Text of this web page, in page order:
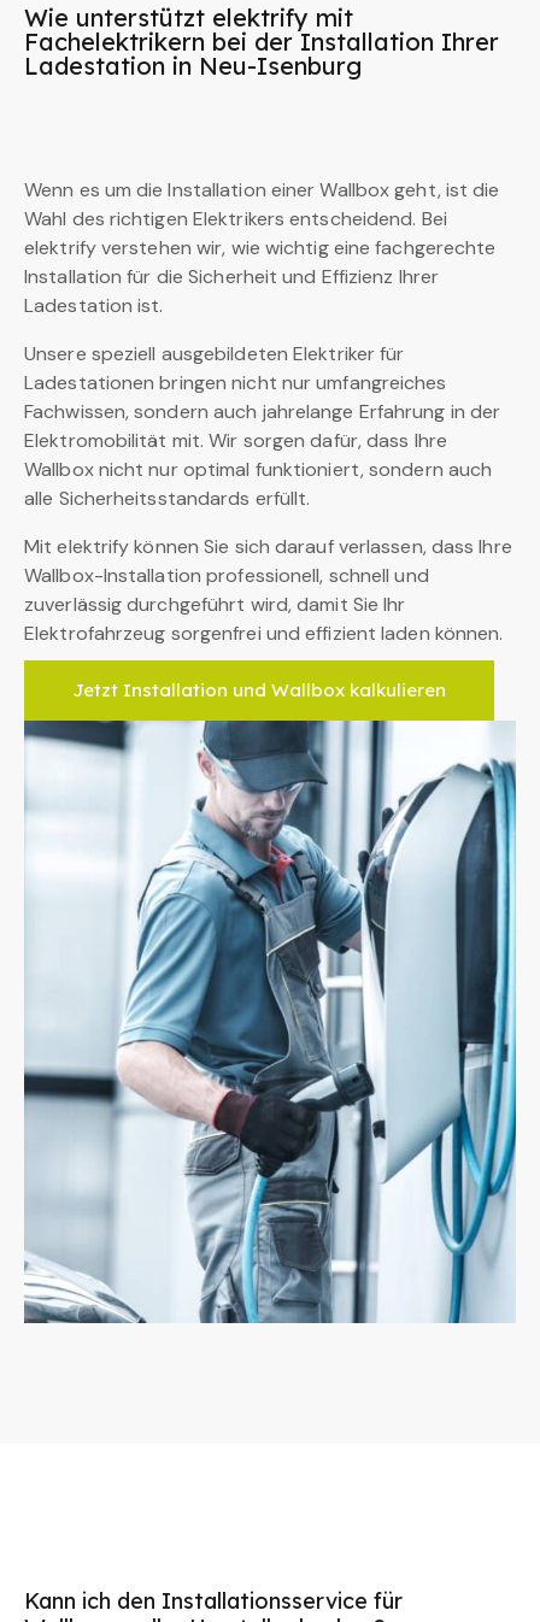
Wie unterstützt elektrify mit
Fachelektrikern bei der Installation Ihrer
Ladestation in Neu-Isenburg
Wenn es um die Installation einer Wallbox geht, ist die
Wahl des richtigen Elektrikers entscheidend. Bei
elektrify verstehen wir, wie wichtig eine fachgerechte
Installation für die Sicherheit und Effizienz Ihrer
Ladestation ist.
Unsere speziell ausgebildeten Elektriker für
Ladestationen bringen nicht nur umfangreiches
Fachwissen, sondern auch jahrelange Erfahrung in der
Elektromobilität mit. Wir sorgen dafür, dass Ihre
Wallbox nicht nur optimal funktioniert, sondern auch
alle Sicherheitsstandards erfüllt.
Mit elektrify können Sie sich darauf verlassen, dass Ihre
Wallbox-Installation professionell, schnell und
zuverlässig durchgeführt wird, damit Sie Ihr
Elektrofahrzeug sorgenfrei und effizient laden können.
Jetzt Installation und Wallbox kalkulieren
Kann ich den Installationsservice für